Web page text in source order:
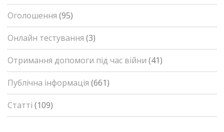
Оголошення (95)
Онлайн тестування (3)
Отримання допомоги під час війни (41)
Публічна інформація (661)
Статті (109)